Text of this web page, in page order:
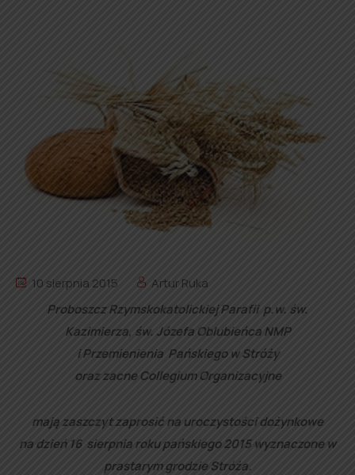
10 sierpnia 2015
Artur Ruka
Proboszcz Rzymskokatolickiej Parafii p.w. św.
Kazimierza, św. Józefa Oblubieńca NMP
i Przemienienia Pańskiego w Stróży
oraz zacne Collegium Organizacyjne
mają zaszczyt zaprosić na uroczystości dożynkowe
na dzień 16 sierpnia roku pańskiego 2015 wyznaczone w
prastarym grodzie Stróża.